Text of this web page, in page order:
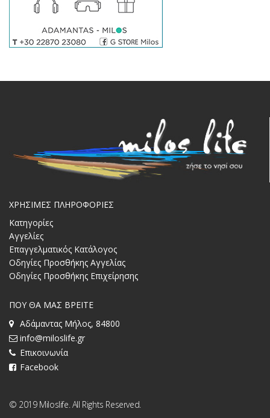
ΧΡΗΣΙΜΕΣ ΠΛΗΡΟΦΟΡΙΕΣ
Κατηγορίες
Αγγελίες
Επαγγελματικός Κατάλογος
Οδηγίες Προσθήκης Αγγελίας
Οδηγίες Προσθήκης Επιχείρησης
ΠΟΥ ΘΑ ΜΑΣ ΒΡΕΙΤΕ
Αδάμαντας Μήλος, 84800
info@miloslife.gr
Επικοινωνία
Facebook
© 2019 Miloslife. All Rights Reserved.